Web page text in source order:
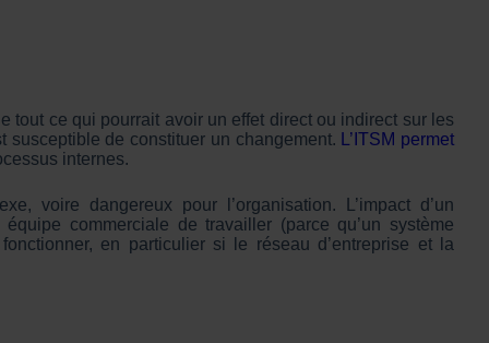
tout ce qui pourrait avoir un effet direct ou indirect sur les
susceptible de constituer un changement.
L’ITSM permet
internes.
voire dangereux pour l’organisation. L’impact d’un
commerciale de travailler (parce qu’un système
en particulier si le réseau d’entreprise et la